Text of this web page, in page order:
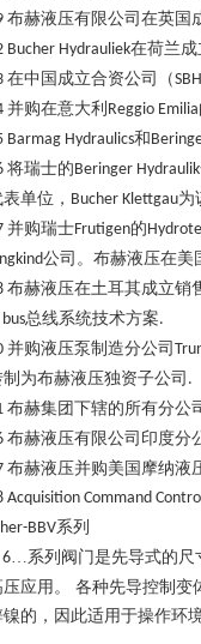
布赫液压有限公司在英国
Bucher Hydrauliek在荷兰
在中国成立合资公司（SBH
并购在意大利 Reggio Emilia
Barmag Hydraulics和
将瑞士的Beringer Hydraulik
单位， Bucher Klettgau为
并购瑞士Frutigen的
公司。布赫液压在美
布赫液压在土耳其成立销
bus总线系统技术方案.
并购液压泵制造分公司
为布赫液压独资子公司 .
布赫集团下辖的所有分公
布赫液压有限公司印度分
布赫液压并购美国摩纳液
Acquisition Command
BBV系列
6…系列阀门是先导式的
压应用。 各种先导控制
镍的，因此适用于操作环